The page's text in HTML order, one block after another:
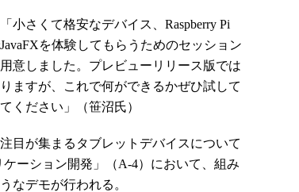
小さくて格安なデバイス、Raspberry Pi
を体験してもらうためのセッション
意しました。プレビューリリース版では
ますが、これで何ができるかぜひ試して
ください」（笹沼氏）
目が集まるタブレットデバイスについて
ーション開発」（A-4）において、組み
なデモが行われる。